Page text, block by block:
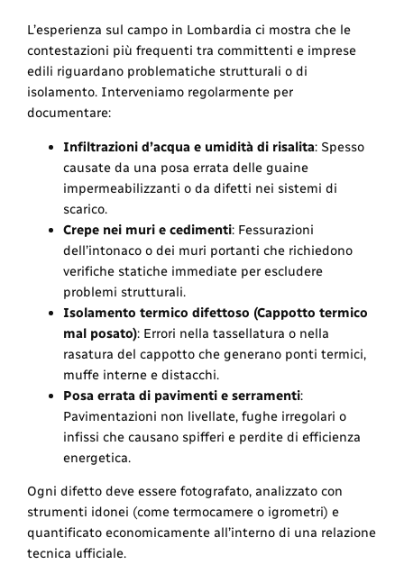
L’esperienza sul campo in Lombardia ci mostra che le
contestazioni più frequenti tra committenti e imprese
edili riguardano problematiche strutturali o di
isolamento. Interveniamo regolarmente per
documentare:
Infiltrazioni d’acqua e umidità di risalita: Spesso
causate da una posa errata delle guaine
impermeabilizzanti o da difetti nei sistemi di
scarico.
Crepe nei muri e cedimenti: Fessurazioni
dell’intonaco o dei muri portanti che richiedono
verifiche statiche immediate per escludere
problemi strutturali.
Isolamento termico difettoso (Cappotto termico
mal posato): Errori nella tassellatura o nella
rasatura del cappotto che generano ponti termici,
muffe interne e distacchi.
Posa errata di pavimenti e serramenti:
Pavimentazioni non livellate, fughe irregolari o
infissi che causano spifferi e perdite di efficienza
energetica.
Ogni difetto deve essere fotografato, analizzato con
strumenti idonei (come termocamere o igrometri) e
quantificato economicamente all’interno di una relazione
tecnica ufficiale.